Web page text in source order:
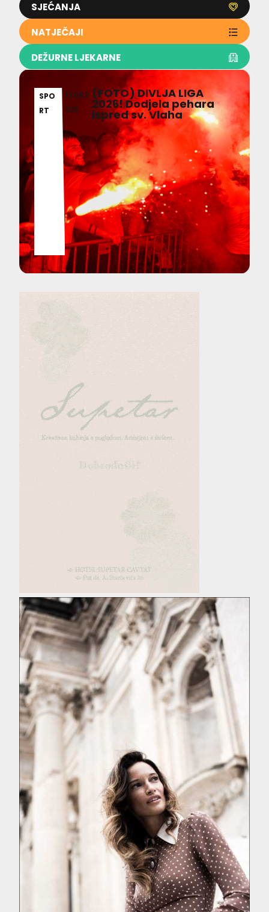
SJEĆANJA
NATJEČAJI
DEŽURNE LJEKARNE
SPO
RT
10.08.2
026
(FOTO) DIVLJA LIGA
2026! Dodjela pehara
ispred sv. Vlaha